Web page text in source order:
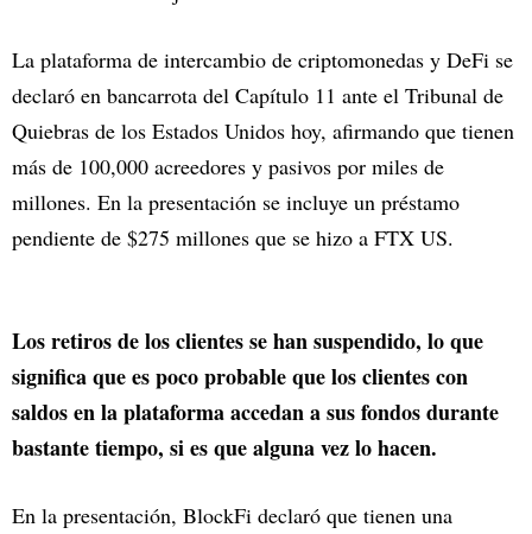
La plataforma de intercambio de criptomonedas y DeFi se
declaró en bancarrota del Capítulo 11 ante el Tribunal de
Quiebras de los Estados Unidos hoy, afirmando que tienen
más de 100,000 acreedores y pasivos por miles de
millones. En la presentación se incluye un préstamo
pendiente de $275 millones que se hizo a FTX US.
Los retiros de los clientes se han suspendido, lo que
significa que es poco probable que los clientes con
saldos en la plataforma accedan a sus fondos durante
bastante tiempo, si es que alguna vez lo hacen.
En la presentación, BlockFi declaró que tienen una